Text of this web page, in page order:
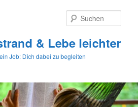
& Lebe leichter
Job: Dich dabei zu begleiten